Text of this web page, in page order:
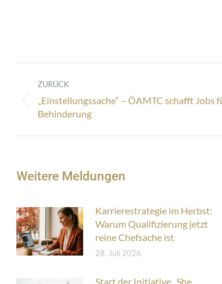
ZURÜCK
Vorheriger
Beitrag:
„Einstellungssache“ – ÖAMTC schafft Jobs
Behinderung
Weitere Meldungen
Karrierestrategie im Herbst:
Warum Qualifizierung jetzt
reine Chefsache ist
28. Juli 2026
Start der Initiative „She